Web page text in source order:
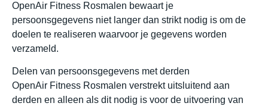
OpenAir Fitness Rosmalen bewaart je
persoonsgegevens niet langer dan strikt nodig is om de
doelen te realiseren waarvoor je gegevens worden
verzameld.
Delen van persoonsgegevens met derden
OpenAir Fitness Rosmalen verstrekt uitsluitend aan
derden en alleen als dit nodig is voor de uitvoering van